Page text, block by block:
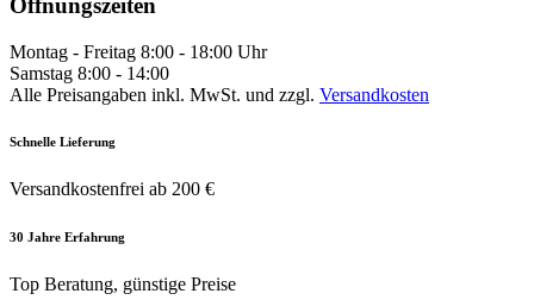
Öffnungszeiten
Montag - Freitag 8:00 - 18:00 Uhr
Samstag 8:00 - 14:00
Alle Preisangaben inkl. MwSt. und zzgl. Versandkosten
Schnelle Lieferung
Versandkostenfrei ab 200 €
30 Jahre Erfahrung
Top Beratung, günstige Preise